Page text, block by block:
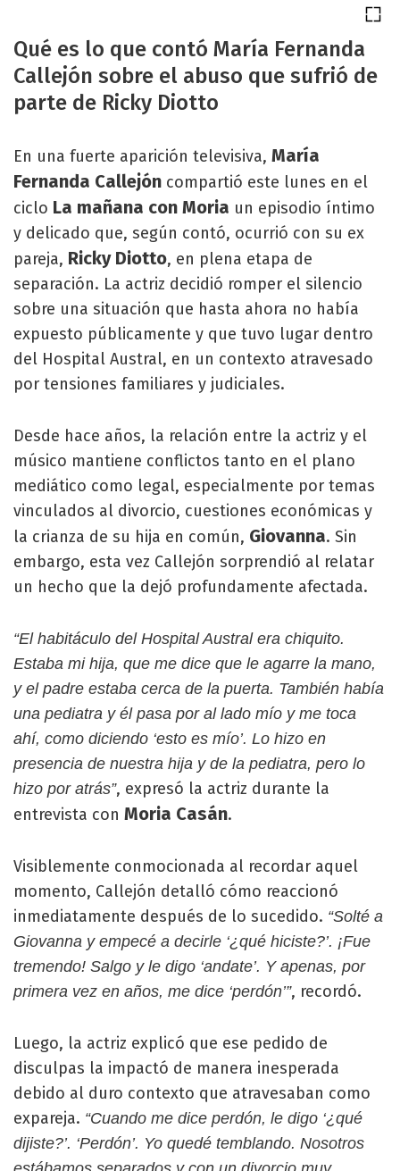
Qué es lo que contó María Fernanda
Callejón sobre el abuso que sufrió de
parte de Ricky Diotto
En una fuerte aparición televisiva, María
Fernanda Callejón compartió este lunes en el
ciclo La mañana con Moria un episodio íntimo
y delicado que, según contó, ocurrió con su ex
pareja, Ricky Diotto, en plena etapa de
separación. La actriz decidió romper el silencio
sobre una situación que hasta ahora no había
expuesto públicamente y que tuvo lugar dentro
del Hospital Austral, en un contexto atravesado
por tensiones familiares y judiciales.
Desde hace años, la relación entre la actriz y el
músico mantiene conflictos tanto en el plano
mediático como legal, especialmente por temas
vinculados al divorcio, cuestiones económicas y
la crianza de su hija en común, Giovanna. Sin
embargo, esta vez Callejón sorprendió al relatar
un hecho que la dejó profundamente afectada.
“El habitáculo del Hospital Austral era chiquito.
Estaba mi hija, que me dice que le agarre la mano,
y el padre estaba cerca de la puerta. También había
una pediatra y él pasa por al lado mío y me toca
ahí, como diciendo ‘esto es mío’. Lo hizo en
presencia de nuestra hija y de la pediatra, pero lo
hizo por atrás”, expresó la actriz durante la
entrevista con Moria Casán.
Visiblemente conmocionada al recordar aquel
momento, Callejón detalló cómo reaccionó
inmediatamente después de lo sucedido. “Solté a
Giovanna y empecé a decirle ‘¿qué hiciste?’. ¡Fue
tremendo! Salgo y le digo ‘andate’. Y apenas, por
primera vez en años, me dice ‘perdón’”, recordó.
Luego, la actriz explicó que ese pedido de
disculpas la impactó de manera inesperada
debido al duro contexto que atravesaban como
expareja. “Cuando me dice perdón, le digo ‘¿qué
dijiste?’. ‘Perdón’. Yo quedé temblando. Nosotros